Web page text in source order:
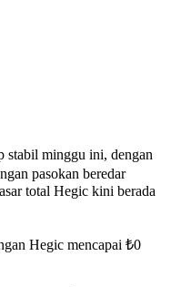
stabil minggu ini, dengan
pasokan beredar
total Hegic kini berada
Hegic mencapai ₺0